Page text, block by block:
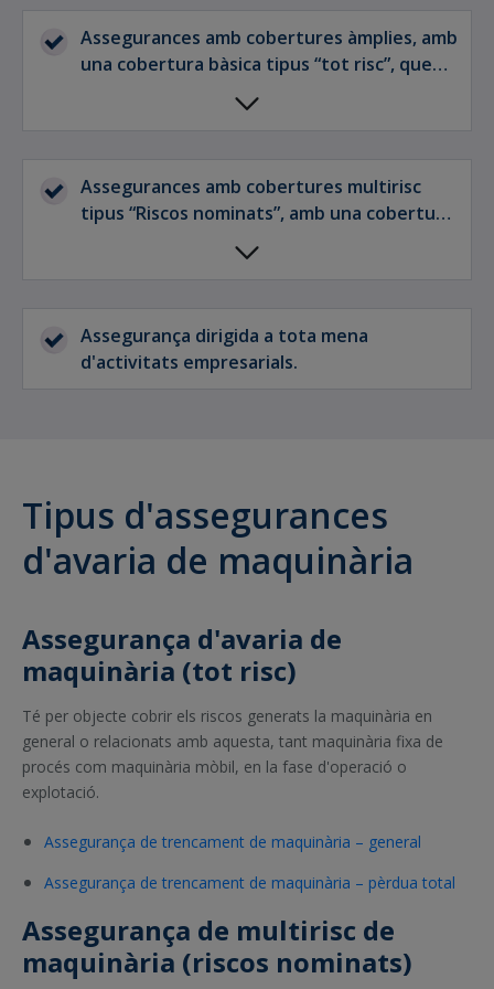
Assegurances amb cobertures àmplies, amb
una cobertura bàsica tipus “tot risc”, que
cobreix els danys materials que pateixin els
béns assegurats com a conseqüència
expressament en la pòlissa, i cobertures
addicionals relacionades amb els béns
assegurats, tant de danys com de
Assegurances amb cobertures multirisc
tipus “Riscos nominats”, amb una cobertura
bàsica d'incendis i complementaris i
cobertures addicionals de danys
amb una relació de prima i garanties molt
competitiva.
Assegurança dirigida a tota mena
d'activitats empresarials.
Tipus d'assegurances
d'avaria de maquinària
Assegurança d'avaria de
maquinària (tot risc)
Té per objecte cobrir els riscos generats la maquinària en
general o relacionats amb aquesta, tant maquinària fixa de
procés com maquinària mòbil, en la fase d'operació o
explotació.
Assegurança de trencament de maquinària – general
Assegurança de trencament de maquinària – pèrdua total
Assegurança de multirisc de
maquinària (riscos nominats)